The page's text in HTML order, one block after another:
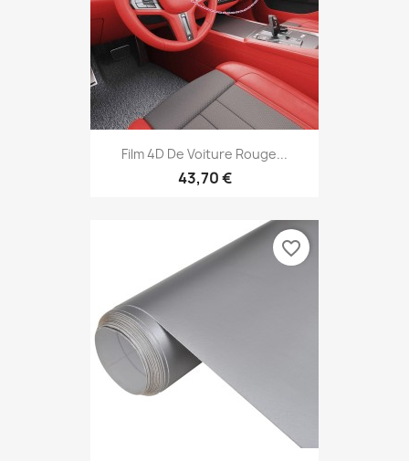
Film 4D De Voiture Rouge...
43,70 €
favorite_border